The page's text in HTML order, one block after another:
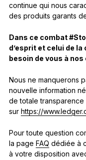
continue qui nous
des produits garants
Dans ce combat
d’esprit et celui de
besoin de vous à nos
Nous ne manquerons
nouvelle information
de totale transparence
sur https://
Pour toute question
la page FAQ dédiée à
à votre disposition